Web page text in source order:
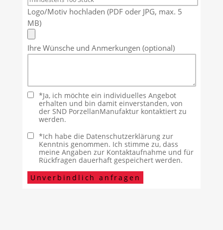
Logo/Motiv hochladen (PDF oder JPG, max. 5
MB)
Ihre Wünsche und Anmerkungen (optional)
*Ja, ich möchte ein individuelles Angebot
erhalten und bin damit einverstanden, von
der SND PorzellanManufaktur kontaktiert zu
werden.
*Ich habe die Datenschutzerklärung zur
Kenntnis genommen. Ich stimme zu, dass
meine Angaben zur Kontaktaufnahme und für
Rückfragen dauerhaft gespeichert werden.